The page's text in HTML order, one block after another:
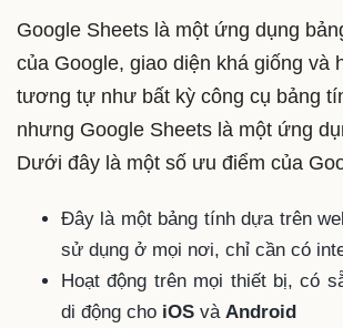
Google Sheets là một ứng dụng
của Google, giao diện khá giống và
tương tự như bất kỳ công cụ bảng
nhưng Google Sheets là một ứng
Dưới đây là một số ưu điểm của
Đây là một bảng tính dựa trên
sử dụng ở mọi nơi, chỉ cần có
Hoạt động trên mọi thiết bị, có
di động cho iOS và Android